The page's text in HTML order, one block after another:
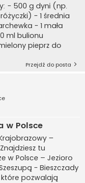
- 500 g dyni (np.
- 1 średnia
- 1 mała
ml bulionu
pieprz do
Przejdź do posta
w Polsce
–
tu
w Polsce – Jezioro
- Bieszczady
które pozwalają